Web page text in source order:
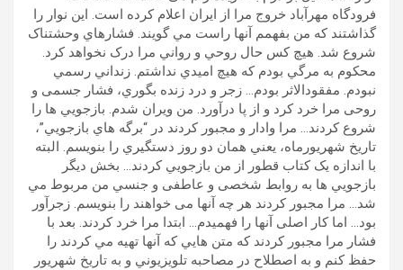
فرودگاه مهرآباد خروج مرا از ايران اعلام کرده است. اين نوار را
گذاشتند که من بفهمم آنها راست مي گويند. فشارهاي وحشتناک
شروع شد. هيچ کس حال روحي و رواني مرا درک نخواهد کرد.
محکوم به مرگي بودم که هيچ اميدي نداشتم. زنداني رسمي
نبودم. مفقودالاثر بودم… زجر و درد زنده بگوري، فشار جسمی و
روحی مرا خرد کرد و از پا درآورد. من ویران شدم. بازجويي ها را
شروع کردند… مرا وادار و مجبور کردند در “برگه هاي بازجويي”،
تاريخ شهريورماه، يعني همان دو روز دستگيري را بنويسم. البته
با اندازه يک کتاب قطور از من بازجويي کردند… بخش ديگر
بازجويي ها به روابط شخصی و عاطفی و جنسي من مربوط مي
شد… مرا مجبور کردند هر چه آنها می خواهند را بنويسم. زجرآور
بود… اما کار اصلی آنها را فهميدم… ابتدا مرا خرد کردند. بعد با
فشار مرا مجبور کردند که متن هايي که آنها تهيه مي کردند را
حفظ کنم و به اصطلاح در مصاحبه تلويزیوني و به تاريخ شهريور